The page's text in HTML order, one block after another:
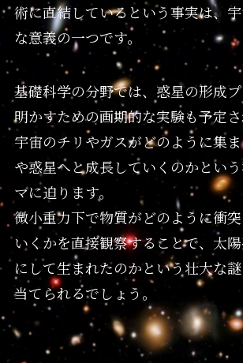
術に直結しているという事実は、
な意義の一つです。
基礎科学の分野では、惑星の形成
明かすための画期的な実験も予定さ
宇宙のチリやガスがどのように集
や惑星へと成長していくのかとい
マに迫ります。
微小重力下で物質がどのように衝
いくかを直接観察することで、太
にして生まれたのかという壮大な
当てられるでしょう。